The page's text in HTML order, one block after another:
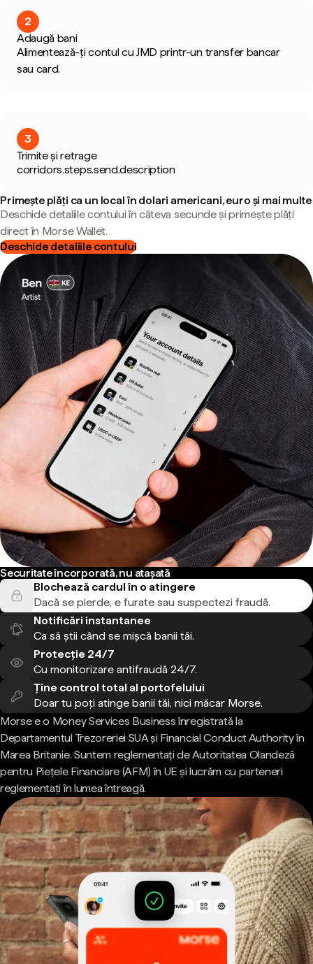
2
Adaugă bani
Alimentează-ți contul cu JMD printr-un transfer bancar
sau card.
3
Trimite și retrage
corridors.steps.send.description
Primește plăți ca un local în dolari americani, euro și mai multe
Deschide detaliile contului în câteva secunde și primește plăți
direct în Morse Wallet.
Deschide detaliile contului
Securitate încorporată, nu atașată
Blochează cardul în o atingere
Dacă se pierde, e furate sau suspectezi fraudă.
Notificări instantanee
Ca să știi când se mișcă banii tăi.
Protecție 24/7
Cu monitorizare antifraudă 24/7.
Ține control total al portofelului
Doar tu poți atinge banii tăi, nici măcar Morse.
Morse e o Money Services Business înregistrată la
Departamentul Trezoreriei SUA și Financial Conduct Authority în
Marea Britanie. Suntem reglementați de Autoritatea Olandeză
pentru Piețele Financiare (AFM) în UE și lucrăm cu parteneri
reglementați în lumea întreagă.